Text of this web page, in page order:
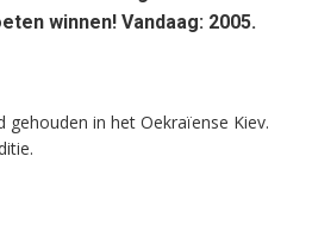
winnen! Vandaag: 2005.
gehouden in het Oekraïense Kiev.